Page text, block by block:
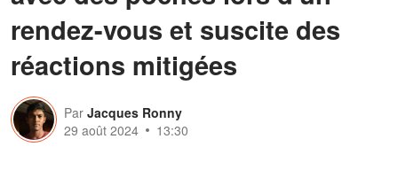
rendez-vous et suscite des
réactions mitigées
Par Jacques Ronny
29 août 2024
13:30